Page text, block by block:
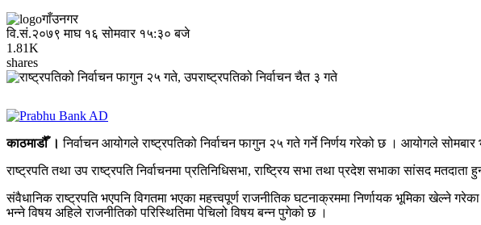
गाँउनगर
वि.सं.२०७९ माघ १६ सोमवार १५:३० बजे
1.81K
shares
काठमाडौँ । निर्वाचन आयोगले राष्ट्रपतिको निर्वाचन फागुन २५ गते गर्ने निर्णय गरेको छ । आयोगले
राष्ट्रपति तथा उप राष्ट्रपति निर्वाचनमा प्रतिनिधिसभा, राष्ट्रिय सभा तथा प्रदेश सभाका सांसद
संवैधानिक राष्ट्रपति भएपनि विगतमा भएका महत्त्वपूर्ण राजनीतिक घटनाक्रममा निर्णायक भूमिका खेल्ने
भन्ने विषय अहिले राजनीतिको परिस्थितिमा पेचिलो विषय बन्न पुगेको छ ।